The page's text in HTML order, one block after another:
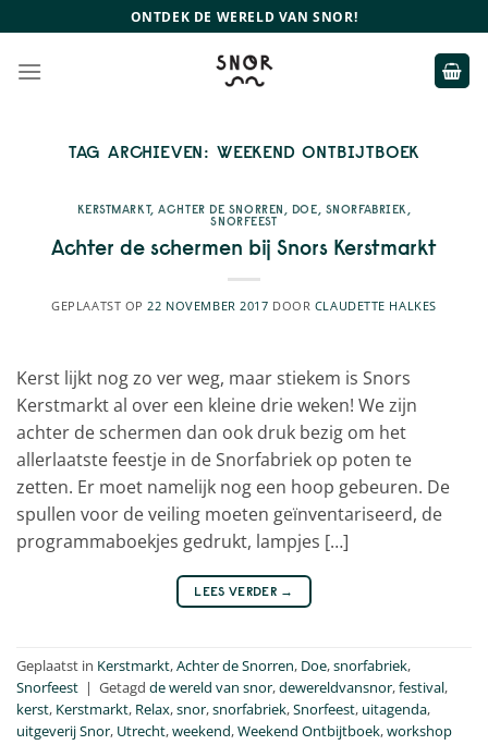
naar
inhoud
ONTDEK DE WERELD VAN SNOR!
TAG ARCHIEVEN: WEEKEND ONTBIJTBOEK
KERSTMARKT,ACHTER DE SNORREN , DOE, SNORFABRIEK,
SNORFEEST
Achter de schermen bij Snors Kerstmarkt
GEPLAATST OP 22 NOVEMBER 2017 DOOR CLAUDETTE HALKES
Kerst lijkt nog zo ver weg, maar stiekem is Snors
Kerstmarkt al over een kleine drie weken! We zijn
achter de schermen dan ook druk bezig om het
allerlaatste feestje in de Snorfabriek op poten te
zetten. Er moet namelijk nog een hoop gebeuren. De
spullen voor de veiling moeten geïnventariseerd, de
programmaboekjes gedrukt, lampjes […]
LEES VERDER →
Geplaatst in Kerstmarkt,Achter de Snorren, Doe,snorfabriek,
Snorfeest | Getagd de wereld van snor,dewereldvansnor,festival,
kerst, Kerstmarkt, Relax,snor,snorfabriek,Snorfeest, uitagenda,
uitgeverij Snor, Utrecht,weekend,Weekend Ontbijtboek,workshop